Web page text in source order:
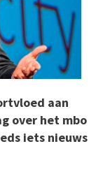
aan
over het mbo
iets nieuws